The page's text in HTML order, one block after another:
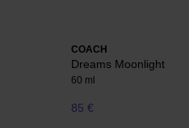
COACH
Dreams Moonlight
60 ml
85 €